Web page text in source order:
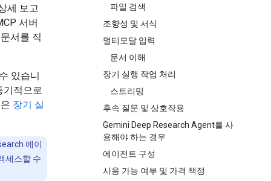
파일 검색
조향성 및 서식
멀티모달 입력
문서 이해
장기 실행 작업 처리
스트리밍
후속 질문 및 상호작용
Gemini Deep Research Agent를 사
용해야 하는 경우
에이전트 구성
사용 가능 여부 및 가격 책정
세 보고
서버
서를 직
있습니
기적으로
장기 실
에이
세스할 수